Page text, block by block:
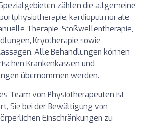
zählen die allgemeine
kardiopulmonale
Therapie, Stoßwellentherapie,
Kryotherapie sowie
Alle Behandlungen können
Krankenkassen und
übernommen werden.
Team von Physiotherapeuten ist
Sie bei der Bewältigung von
Einschränkungen zu